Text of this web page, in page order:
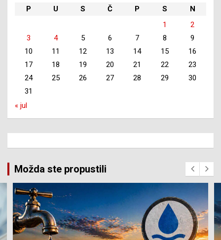
P
U S Č P S
N
1
2
3
4 5 6 7 8
9
10
11 12 13 14 15
16
17
18 19 20 21 22
23
24
25 26 27 28 29
30
31
« jul
Možda ste propustili